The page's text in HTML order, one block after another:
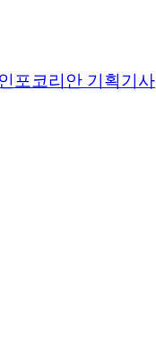
포코리안 기획기사